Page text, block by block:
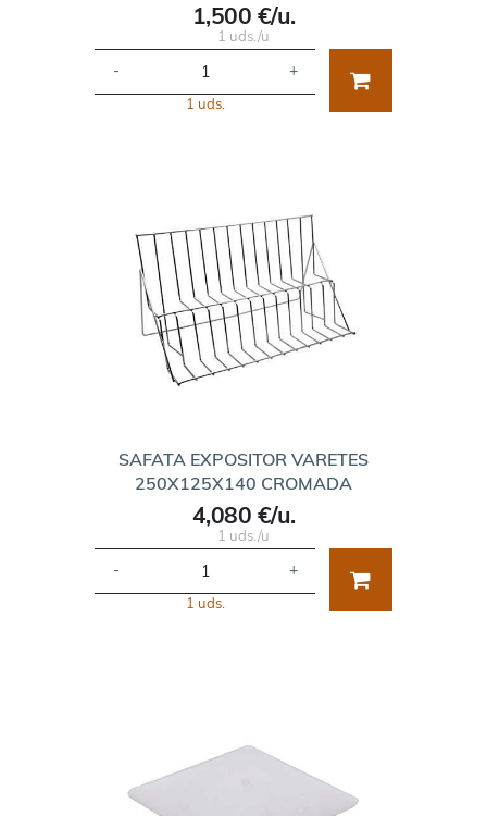
1,500 €/u.
1 uds./u
- +
1 uds.
SAFATA EXPOSITOR VARETES
250X125X140 CROMADA
4,080 €/u.
1 uds./u
- +
1 uds.